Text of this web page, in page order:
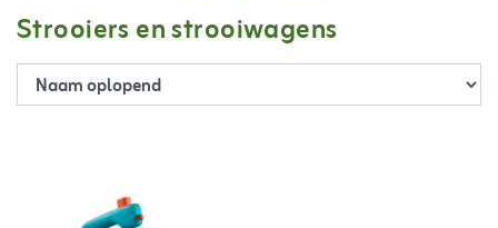
Strooiers en strooiwagens